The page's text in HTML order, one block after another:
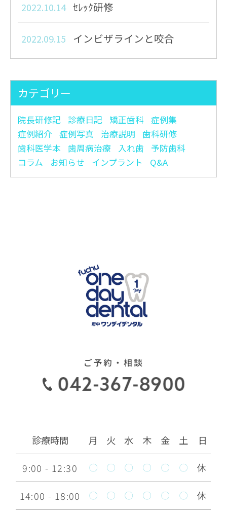
2022.10.14 ｾﾚｯｸ研修
2022.09.15 インビザラインと咬合
peter Lingstrom
2022.08.22
インビザライン矯正院長日
記
2022.08.11 2022.8.6ヤンリンデセミナー
ｾﾚｯｸワンデイトリートメント
研修 イン 姫路
インビザライン矯正は最
2022.07.05
ドクターリンデ ウエブセミ
ナー 2022.6.10
ブラシ～
2022.06.13 なぜ 定期的に歯医者に通う
べきなのか
カテゴリー
院長研修記 診療日記 矯正歯科 症例集
症例紹介
症例写真 治療説明
歯科研修
歯科医学本
歯周病治療 入れ歯
予防歯科
コラム
お知らせ インプラント Q&A
ご予約・相談
診療時間 月 火 水 木 金 土 日
9:00 - 12:30 〇 〇 〇 〇 〇 〇 休
14:00 - 18:00 〇 〇 〇 〇 〇 〇 休